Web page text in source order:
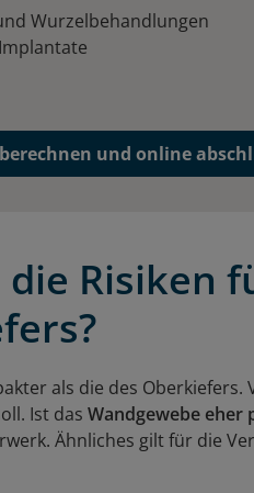
Wurzelbehandlungen
und online
Risiken
als die des Oberkiefers.
Ist das Wandgewebe eher
Ähnliches gilt für die